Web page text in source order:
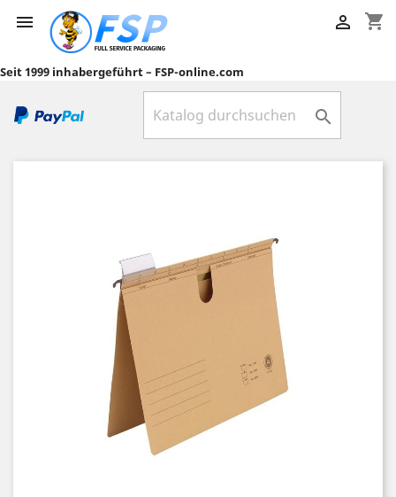
 shopping_cart

Seit 1999 inhabergeführt – FSP-online.com
